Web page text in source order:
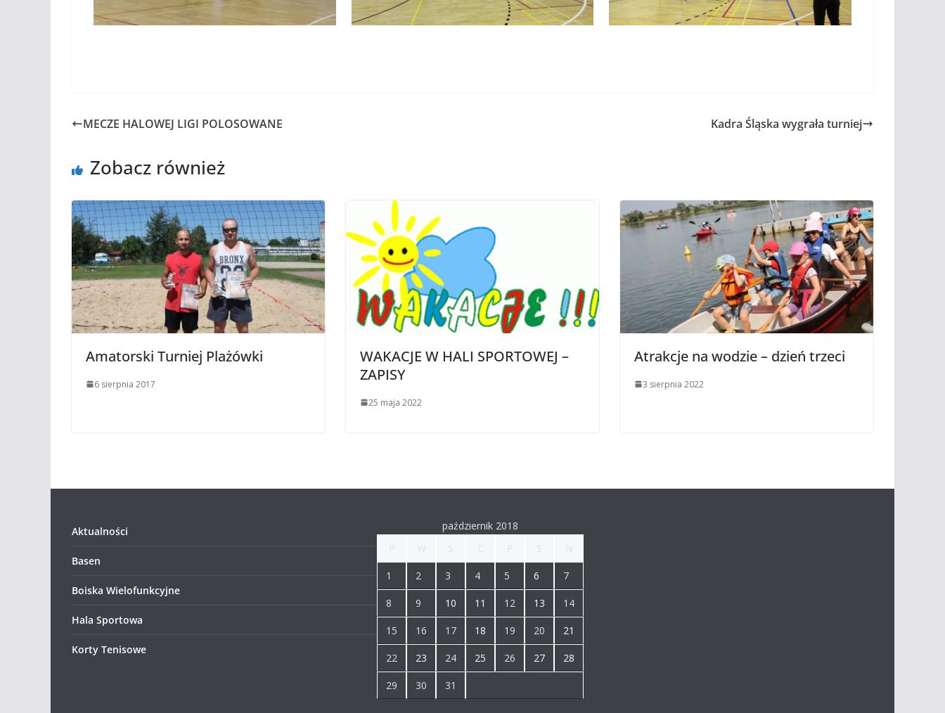
MECZE HALOWEJ LIGI POLOSOWANE Kadra Śląska wygrała turniej
Zobacz również
Amatorski Turniej Plażówki
6 sierpnia 2017
WAKACJE W HALI SPORTOWEJ –
ZAPISY
25 maja 2022
Atrakcje na wodzie – dzień trzeci
3 sierpnia 2022
Aktualności
Basen
Boiska Wielofunkcyjne
Hala Sportowa
Korty Tenisowe
październik 2018
1 2 3 4 5 6 7
8 9 10 11 12 13 14
15 16 17 18 19 20 21
22 23 24 25 26 27 28
29 30 31